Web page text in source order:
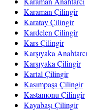
Karaman Çilingir
Karatay Çilingir
Kardelen Çilingir
Kars Çilingir
Karşıyaka Anahtarcı
Karşıyaka Çilingir
Kartal Çilingir
Kasımpaşa Çilingir
Kastamonu Çilingir
Kayabaşı Çilingir